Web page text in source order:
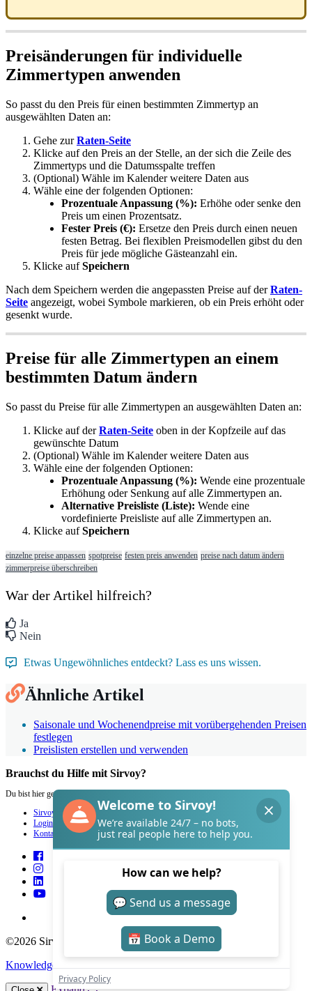
Preisänderungen für individuelle
Zimmertypen anwenden
So passt du den Preis für einen bestimmten Zimmertyp an
ausgewählten Daten an:
Gehe zur Raten-Seite
Klicke auf den Preis an der Stelle, an der sich die Zeile des
Zimmertyps und die Datumsspalte treffen
(Optional) Wähle im Kalender weitere Daten aus
Wähle eine der folgenden Optionen:
Prozentuale Anpassung (%): Erhöhe oder senke den
Preis um einen Prozentsatz.
Fester Preis (€): Ersetze den Preis durch einen neuen
festen Betrag. Bei flexiblen Preismodellen gibst du den
Preis für jede mögliche Gästeanzahl ein.
Klicke auf Speichern
Nach dem Speichern werden die angepassten Preise auf der Raten-
Seite angezeigt, wobei Symbole markieren, ob ein Preis erhöht oder
gesenkt wurde.
Preise für alle Zimmertypen an einem
bestimmten Datum ändern
So passt du Preise für alle Zimmertypen an ausgewählten Daten an:
Klicke auf der Raten-Seite oben in der Kopfzeile auf das
gewünschte Datum
(Optional) Wähle im Kalender weitere Daten aus
Wähle eine der folgenden Optionen:
Prozentuale Anpassung (%): Wende eine prozentuale
Erhöhung oder Senkung auf alle Zimmertypen an.
Alternative Preisliste (Liste): Wende eine
vordefinierte Preisliste auf alle Zimmertypen an.
Klicke auf Speichern
einzelne preise anpassen spotpreise festen preis anwenden preise nach datum ändern
zimmerpreise überschreiben
War der Artikel hilfreich?
Ja
Nein
Etwas Ungewöhnliches entdeckt? Lass es uns wissen.
Ähnliche Artikel
Saisonale und Wochenendpreise mit vorübergehenden Preisen
festlegen
Preislisten erstellen und verwenden
Brauchst du Hilfe mit Sirvoy?
Du bist hier genau richtig.
Sirvoy
Login
Kontakt
©2026 Sirvoy . All Rights reserved.
Knowledge Base Software